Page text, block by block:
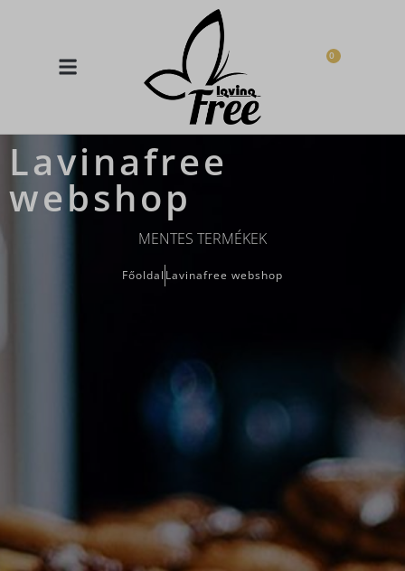
0
Lavinafree
webshop
MENTES TERMÉKEK
Főoldal Lavinafree webshop